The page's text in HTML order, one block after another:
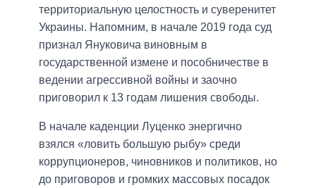
территориальную целостность и суверенитет
Украины. Напомним, в начале 2019 года суд
признал Януковича виновным в
государственной измене и пособничестве в
ведении агрессивной войны и заочно
приговорил к 13 годам лишения свободы.
В начале каденции Луценко энергично
взялся «ловить большую рыбу» среди
коррупционеров, чиновников и политиков, но
до приговоров и громких массовых посадок